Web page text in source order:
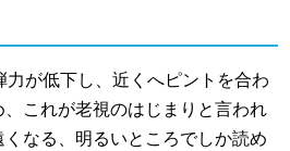
が低下し、近くへピントを合わ
これが老視のはじまりと言われ
なる、明るいところでしか読め